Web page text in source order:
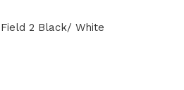
2 Black/ White